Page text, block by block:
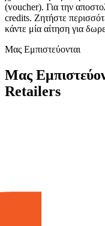
(voucher). Για την
credits. Ζητήστε
κάντε μία αίτηση για
Μας Εμπιστεύονται
Μας
Retailers